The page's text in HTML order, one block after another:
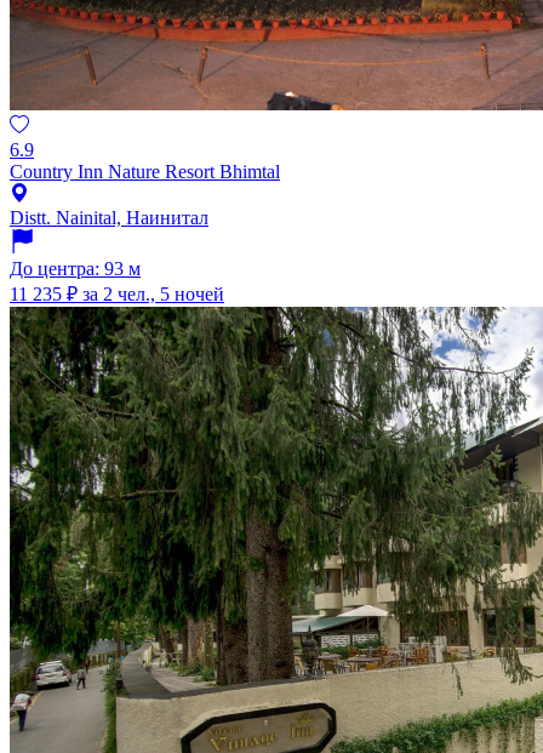
6.9
Country Inn Nature Resort Bhimtal
Distt. Nainital, Наинитал
До центра: 93 м
11 235 ₽ за 2 чел., 5 ночей